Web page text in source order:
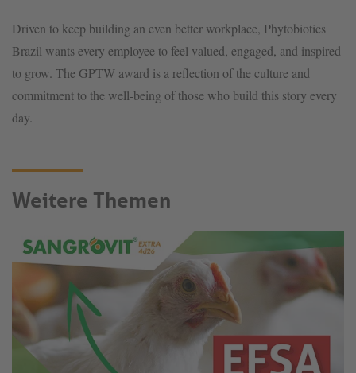
Driven to keep building an even better workplace, Phytobiotics
Brazil wants every employee to feel valued, engaged, and inspired
to grow. The GPTW award is a reflection of the culture and
commitment to the well-being of those who build this story every
day.
Weitere Themen